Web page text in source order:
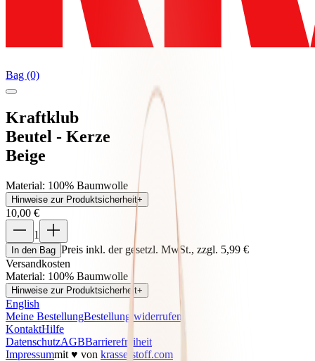
Bag (0)
Kraftklub
Beutel - Kerze
Beige
Material: 100% Baumwolle
Hinweise zur Produktsicherheit+
10,00 €
1
In den Bag Preis inkl. der gesetzl. MwSt., zzgl. 5,99 €
Versandkosten
Material: 100% Baumwolle
Hinweise zur Produktsicherheit+
English
Meine BestellungBestellung widerrufen
KontaktHilfe
DatenschutzAGBBarrierefreiheit
Impressummit ♥ von krasserstoff.com